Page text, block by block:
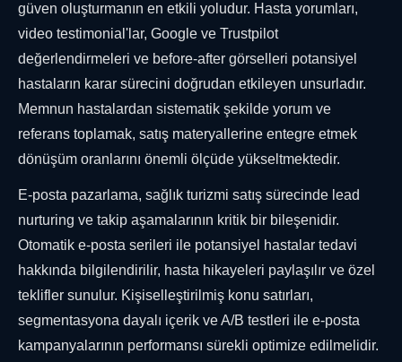
güven oluşturmanın en etkili yoludur. Hasta yorumları,
video testimonial'lar, Google ve Trustpilot
değerlendirmeleri ve before-after görselleri potansiyel
hastaların karar sürecini doğrudan etkileyen unsurladır.
Memnun hastalardan sistematik şekilde yorum ve
referans toplamak, satış materyallerine entegre etmek
dönüşüm oranlarını önemli ölçüde yükseltmektedir.
E-posta pazarlama, sağlık turizmi satış sürecinde lead
nurturing ve takip aşamalarının kritik bir bileşenidir.
Otomatik e-posta serileri ile potansiyel hastalar tedavi
hakkında bilgilendirilir, hasta hikayeleri paylaşılır ve özel
teklifler sunulur. Kişiselleştirilmiş konu satırları,
segmentasyona dayalı içerik ve A/B testleri ile e-posta
kampanyalarının performansı sürekli optimize edilmelidir.